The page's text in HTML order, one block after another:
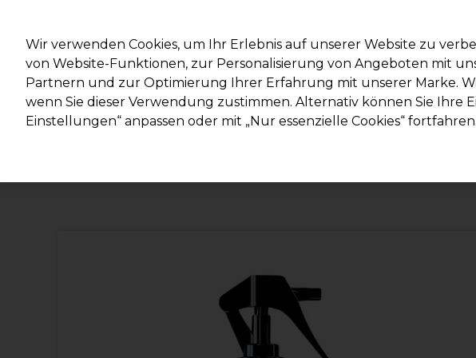
Suchen
Marken Deals Haare Elektrogeräte Saloneinrichtung Kosmetik
Lieferung und Lieferzeiten
Wir verwenden Cookies, um Ihr Erlebnis auf unserer Website zu
von Website-Funktionen, zur Personalisierung von Angeboten mit
Partnern und zur Optimierung Ihrer Erfahrung mit unserer Marke.
wenn Sie dieser Verwendung zustimmen. Alternativ können Sie Ihre
Einstellungen“ anpassen oder mit „Nur essenzielle Cookies“ fortfahren.